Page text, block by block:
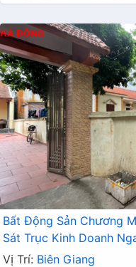
HÀ ĐÔNG
Bất Động Sản Chương
Sát Trục Kinh Doanh
Mở Rộng
Vị Trí: Biên Giang